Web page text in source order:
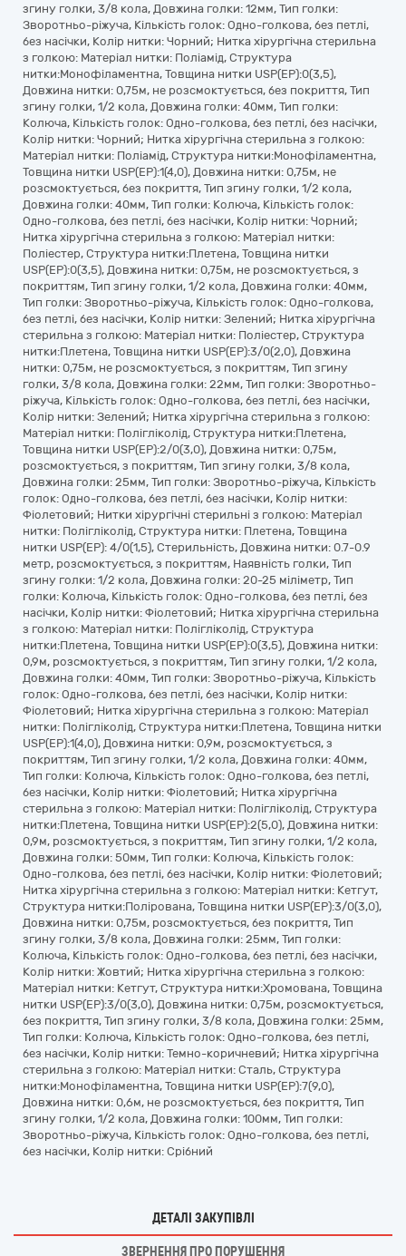
згину голки, 3/8 кола, Довжина голки: 12мм, Тип голки:
Зворотньо-ріжуча, Кількість голок: Одно-голкова, без петлі,
без насічки, Колір нитки: Чорний; Нитка хірургічна стерильна
з голкою: Матеріал нитки: Поліамід, Структура
нитки:Монофіламентна, Товщина нитки USP(EP):0(3,5),
Довжина нитки: 0,75м, не розсмоктується, без покриття, Тип
згину голки, 1/2 кола, Довжина голки: 40мм, Тип голки:
Колюча, Кількість голок: Одно-голкова, без петлі, без насічки,
Колір нитки: Чорний; Нитка хірургічна стерильна з голкою:
Матеріал нитки: Поліамід, Структура нитки:Монофіламентна,
Товщина нитки USP(EP):1(4,0), Довжина нитки: 0,75м, не
розсмоктується, без покриття, Тип згину голки, 1/2 кола,
Довжина голки: 40мм, Тип голки: Колюча, Кількість голок:
Одно-голкова, без петлі, без насічки, Колір нитки: Чорний;
Нитка хірургічна стерильна з голкою: Матеріал нитки:
Поліестер, Структура нитки:Плетена, Товщина нитки
USP(EP):0(3,5), Довжина нитки: 0,75м, не розсмоктується, з
покриттям, Тип згину голки, 1/2 кола, Довжина голки: 40мм,
Тип голки: Зворотньо-ріжуча, Кількість голок: Одно-голкова,
без петлі, без насічки, Колір нитки: Зелений; Нитка хірургічна
стерильна з голкою: Матеріал нитки: Поліестер, Структура
нитки:Плетена, Товщина нитки USP(EP):3/0(2,0), Довжина
нитки: 0,75м, не розсмоктується, з покриттям, Тип згину
голки, 3/8 кола, Довжина голки: 22мм, Тип голки: Зворотньо-
ріжуча, Кількість голок: Одно-голкова, без петлі, без насічки,
Колір нитки: Зелений; Нитка хірургічна стерильна з голкою:
Матеріал нитки: Полігліколід, Структура нитки:Плетена,
Товщина нитки USP(EP):2/0(3,0), Довжина нитки: 0,75м,
розсмоктується, з покриттям, Тип згину голки, 3/8 кола,
Довжина голки: 25мм, Тип голки: Зворотньо-ріжуча, Кількість
голок: Одно-голкова, без петлі, без насічки, Колір нитки:
Фіолетовий; Нитки хірургічні стерильні з голкою: Матеріал
нитки: Полігліколід, Структура нитки: Плетена, Товщина
нитки USP(EP): 4/0(1,5), Стерильність, Довжина нитки: 0.7-0.9
метр, розсмоктується, з покриттям, Наявність голки, Тип
згину голки: 1/2 кола, Довжина голки: 20-25 міліметр, Тип
голки: Колюча, Кількість голок: Одно-голкова, без петлі, без
насічки, Колір нитки: Фіолетовий; Нитка хірургічна стерильна
з голкою: Матеріал нитки: Полігліколід, Структура
нитки:Плетена, Товщина нитки USP(EP):0(3,5), Довжина нитки:
0,9м, розсмоктується, з покриттям, Тип згину голки, 1/2 кола,
Довжина голки: 40мм, Тип голки: Зворотньо-ріжуча, Кількість
голок: Одно-голкова, без петлі, без насічки, Колір нитки:
Фіолетовий; Нитка хірургічна стерильна з голкою: Матеріал
нитки: Полігліколід, Структура нитки:Плетена, Товщина нитки
USP(EP):1(4,0), Довжина нитки: 0,9м, розсмоктується, з
покриттям, Тип згину голки, 1/2 кола, Довжина голки: 40мм,
Тип голки: Колюча, Кількість голок: Одно-голкова, без петлі,
без насічки, Колір нитки: Фіолетовий; Нитка хірургічна
стерильна з голкою: Матеріал нитки: Полігліколід, Структура
нитки:Плетена, Товщина нитки USP(EP):2(5,0), Довжина нитки:
0,9м, розсмоктується, з покриттям, Тип згину голки, 1/2 кола,
Довжина голки: 50мм, Тип голки: Колюча, Кількість голок:
Одно-голкова, без петлі, без насічки, Колір нитки: Фіолетовий;
Нитка хірургічна стерильна з голкою: Матеріал нитки: Кетгут,
Структура нитки:Полірована, Товщина нитки USP(EP):3/0(3,0),
Довжина нитки: 0,75м, розсмоктується, без покриття, Тип
згину голки, 3/8 кола, Довжина голки: 25мм, Тип голки:
Колюча, Кількість голок: Одно-голкова, без петлі, без насічки,
Колір нитки: Жовтий; Нитка хірургічна стерильна з голкою:
Матеріал нитки: Кетгут, Структура нитки:Хромована, Товщина
нитки USP(EP):3/0(3,0), Довжина нитки: 0,75м, розсмоктується,
без покриття, Тип згину голки, 3/8 кола, Довжина голки: 25мм,
Тип голки: Колюча, Кількість голок: Одно-голкова, без петлі,
без насічки, Колір нитки: Темно-коричневий; Нитка хірургічна
стерильна з голкою: Матеріал нитки: Сталь, Структура
нитки:Монофіламентна, Товщина нитки USP(EP):7(9,0),
Довжина нитки: 0,6м, не розсмоктується, без покриття, Тип
згину голки, 1/2 кола, Довжина голки: 100мм, Тип голки:
Зворотньо-ріжуча, Кількість голок: Одно-голкова, без петлі,
без насічки, Колір нитки: Срібний
ДЕТАЛІ ЗАКУПІВЛІ
ЗВЕРНЕННЯ ПРО ПОРУШЕННЯ